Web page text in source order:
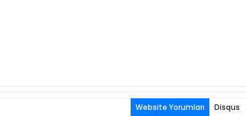
Website Yorumları Disqus